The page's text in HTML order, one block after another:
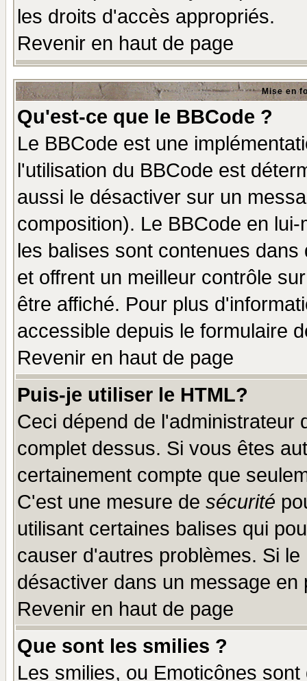
les droits d'accès appropriés.
Revenir en haut de page
Mise en
Qu'est-ce que le BBCode ?
Le BBCode est une
l'utilisation du BBCode est
aussi le désactiver sur un
composition). Le BBCode en
les balises sont contenues
et offrent un meilleur contrôle
être affiché. Pour plus
accessible depuis le formulaire
Revenir en haut de page
Puis-je utiliser le HTML?
Ceci dépend de l'administrateur
complet dessus. Si vous êtes
certainement compte que
C'est une mesure de sécurité
utilisant certaines balises qui
causer d'autres problèmes. Si
désactiver dans un message
Revenir en haut de page
Que sont les smilies ?
Les smilies, ou Emoticônes